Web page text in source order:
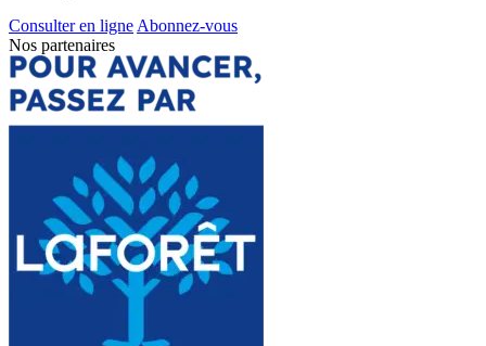
Consulter en ligne Abonnez-vous
Nos partenaires